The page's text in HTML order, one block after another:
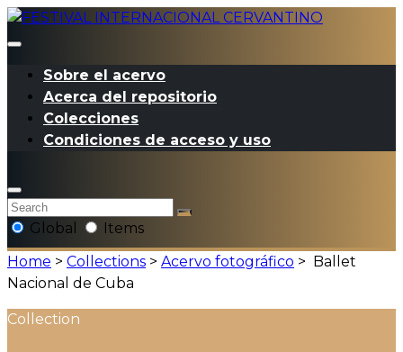
Sobre el acervo
Acerca del repositorio
Colecciones
Condiciones de acceso y uso
Global
Items
Home > Collections > Acervo fotográfico >
Ballet
Nacional de Cuba
Collection